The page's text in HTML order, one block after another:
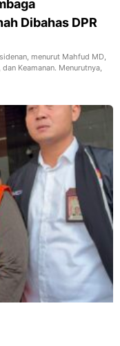
Dibahas DPR
menurut Mahfud MD,
Keamanan. Menurutnya,